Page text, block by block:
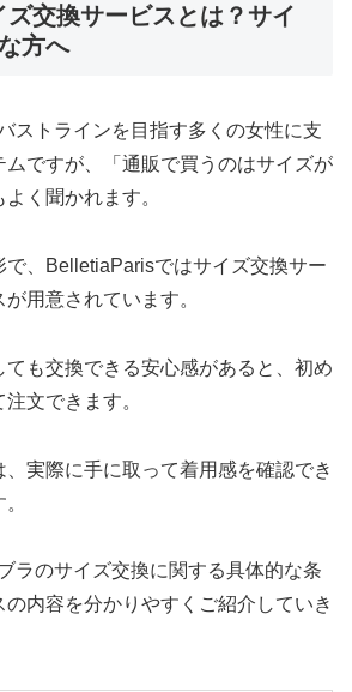
ズ交換サービスとは？サイ
方へ
ストラインを目指す多くの女性に支
ムですが、「通販で買うのはサイズが
く聞かれます。
で、BelletiaParisではサイズ交換サー
用意されています。
も交換できる安心感があると、初め
文できます。
実際に手に取って着用感を確認でき
ラのサイズ交換に関する具体的な条
内容を分かりやすくご紹介していき